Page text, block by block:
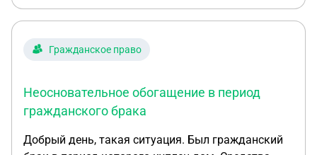
Гражданское право
Неосновательное обогащение в период
гражданского брака
Добрый день, такая ситуация. Был гражданский